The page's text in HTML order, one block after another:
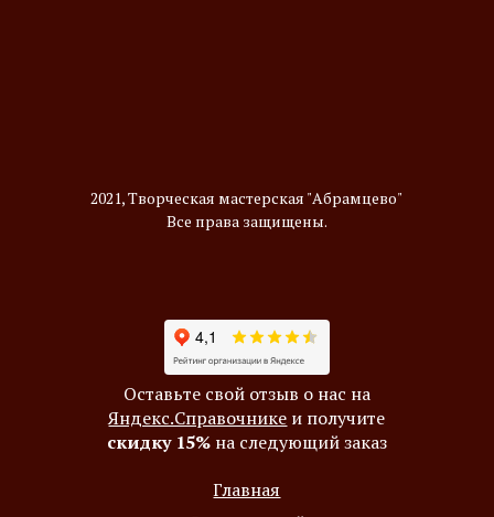
2021, Творческая мастерская "Абрамцево"
Все права защищены.
Оставьте свой отзыв о нас на
Яндекс.Справочнике и получите
скидку 15% на следующий заказ
Главная